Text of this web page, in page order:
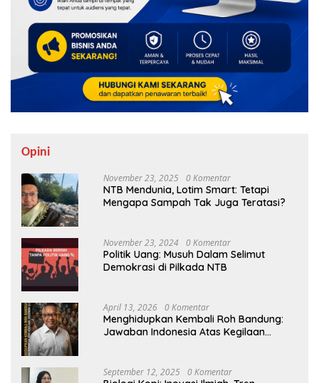
Opini
November 23, 2025 0 Komentar
NTB Mendunia, Lotim Smart: Tetapi
Mengapa Sampah Tak Juga Teratasi?
November 23, 2024 0 Komentar
Politik Uang: Musuh Dalam Selimut
Demokrasi di Pilkada NTB
April 13, 2026 0 Komentar
Menghidupkan Kembali Roh Bandung:
Jawaban Indonesia Atas Kegilaan
September 12, 2025 0 Komentar